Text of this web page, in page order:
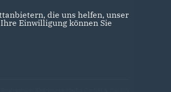
die uns helfen, unser
Einwilligung können Sie